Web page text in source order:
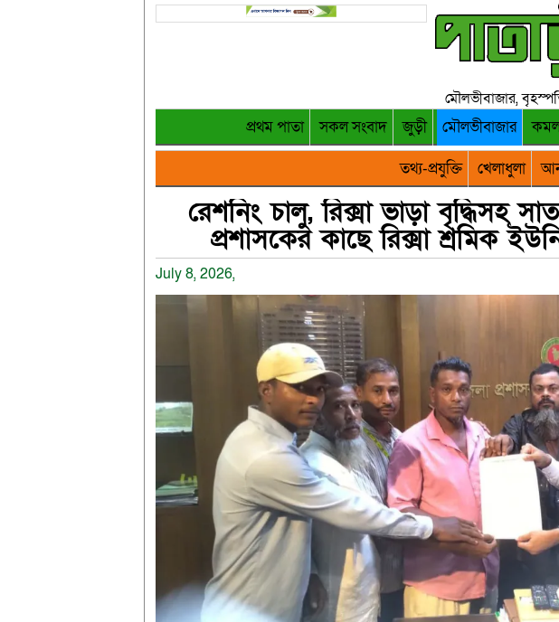
মৌলভীবাজার,
প্রথম পাতা সকল সংবাদ জুড়ী মৌলভীবাজার
তথ্য-প্রযুক্তি
খেলাধুলা
রেশনিং চালু, রিক্সা ভাড়া বৃদ্ধিসহ
প্রশাসকের কাছে রিক্সা শ্রমিক
July 8, 2026,